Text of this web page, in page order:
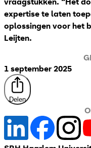
expertise te laten
oplossingen voor het
Leijten.
1 september 2025
Delen